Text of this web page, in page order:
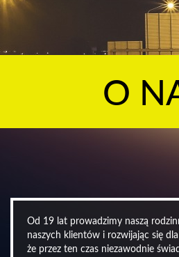
O
Od 19 lat prowadzimy naszą
naszych klientów i rozwijając się
że przez ten czas niezawodnie